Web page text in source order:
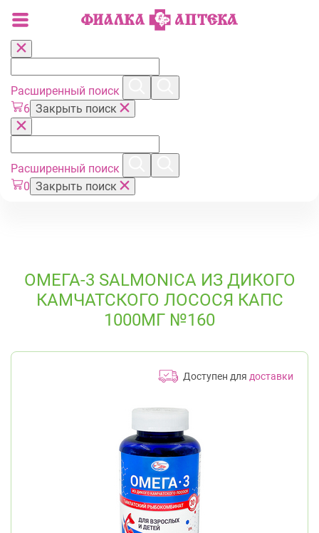
Расширенный поиск
6 Закрыть поиск
Расширенный поиск
0 Закрыть поиск
ОМЕГА-3 SALMONICA ИЗ ДИКОГО
КАМЧАТСКОГО ЛОСОСЯ КАПС
1000МГ №160
Доступен для доставки